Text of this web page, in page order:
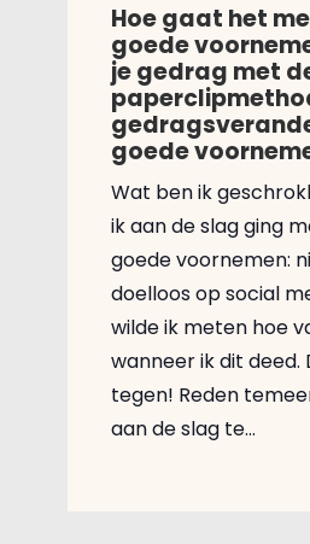
Hoe gaat het
goede
je gedrag met
goede
Wat ben ik
ik aan de slag ging
goede voornemen:
doelloos op social
wilde ik meten hoe
wanneer ik dit deed.
tegen! Reden
aan de slag te…